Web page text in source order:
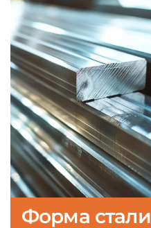
Форма стали